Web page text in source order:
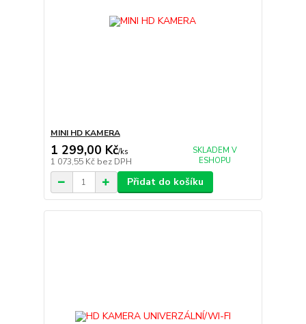
MINI HD KAMERA
1 299,00 Kč/ks
1 073,55 Kč bez DPH
SKLADEM V
ESHOPU
Přidat do košíku